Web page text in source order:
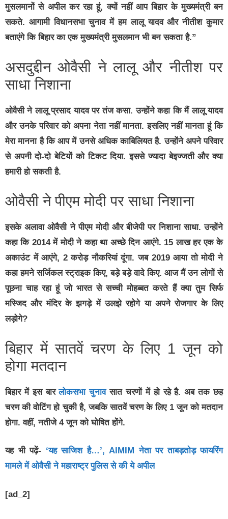
मुसलमानों से अपील कर रहा हूं, क्यों नहीं आप बिहार के मुख्यमंत्री बन
सकते. आगामी विधानसभा चुनाव में हम लालू यादव और नीतीश कुमार
बताएंगे कि बिहार का एक मुख्यमंत्री मुसलमान भी बन सकता है.”
असदुद्दीन ओवैसी ने लालू और नीतीश पर
साधा निशाना
ओवैसी ने लालू प्रसाद यादव पर तंज कसा. उन्होंने कहा कि मैं लालू यादव
और उनके परिवार को अपना नेता नहीं मानता. इसलिए नहीं मानता हूं कि
मेरा मानना है कि आप में उनसे अधिक काबिलियत है. उन्होंने अपने परिवार
से अपनी दो-दो बेटियों को टिकट दिया. इससे ज्यादा बेइज्जती और क्या
हमारी हो सकती है.
ओवैसी ने पीएम मोदी पर साधा निशाना
इसके अलावा ओवैसी ने पीएम मोदी और बीजेपी पर निशाना साधा. उन्होंने
कहा कि 2014 में मोदी ने कहा था अच्छे दिन आएंगे. 15 लाख हर एक के
अकाउंट में आएंगे, 2 करोड़ नौकरियां दूंगा. जब 2019 आया तो मोदी ने
कहा हमने सर्जिकल स्ट्राइक किए, बड़े बड़े वादे किए. आज मैं उन लोगों से
पूछना चाह रहा हूं जो भारत से सच्ची मोहब्बत करते हैं क्या तुम सिर्फ
मस्जिद और मंदिर के झगड़े में उलझे रहोगे या अपने रोजगार के लिए
लड़ोगे?
बिहार में सातवें चरण के लिए 1 जून को
होगा मतदान
बिहार में इस बारलोकसभा चुनावसात चरणों में हो रहे है. अब तक छह
चरण की वोटिंग हो चुकी है, जबकि सातवें चरण के लिए 1 जून को मतदान
होगा. वहीं, नतीजे 4 जून को घोषित होंगे.
यह भी पढ़ें- ‘यह साजिश है…’, AIMIM नेता पर ताबड़तोड़ फायरिंग
मामले में ओवैसी ने महाराष्ट्र पुलिस से की ये अपील
[ad_2]